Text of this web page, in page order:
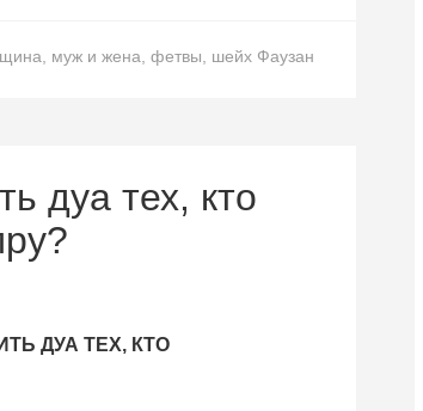
муж и жена фетвы шейх Фаузан
дуа тех, кто
ДУА ТЕХ, КТО